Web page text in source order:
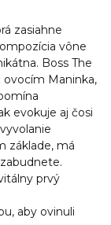
zasiahne
vône
Boss The
ovocím Maninka,
evokuje aj čosi
základe, má
prvý
aby ovinuli